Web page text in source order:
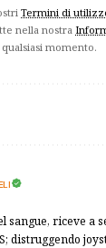
Termini di
nella nostra
momento.
sangue, riceve a
distruggendo